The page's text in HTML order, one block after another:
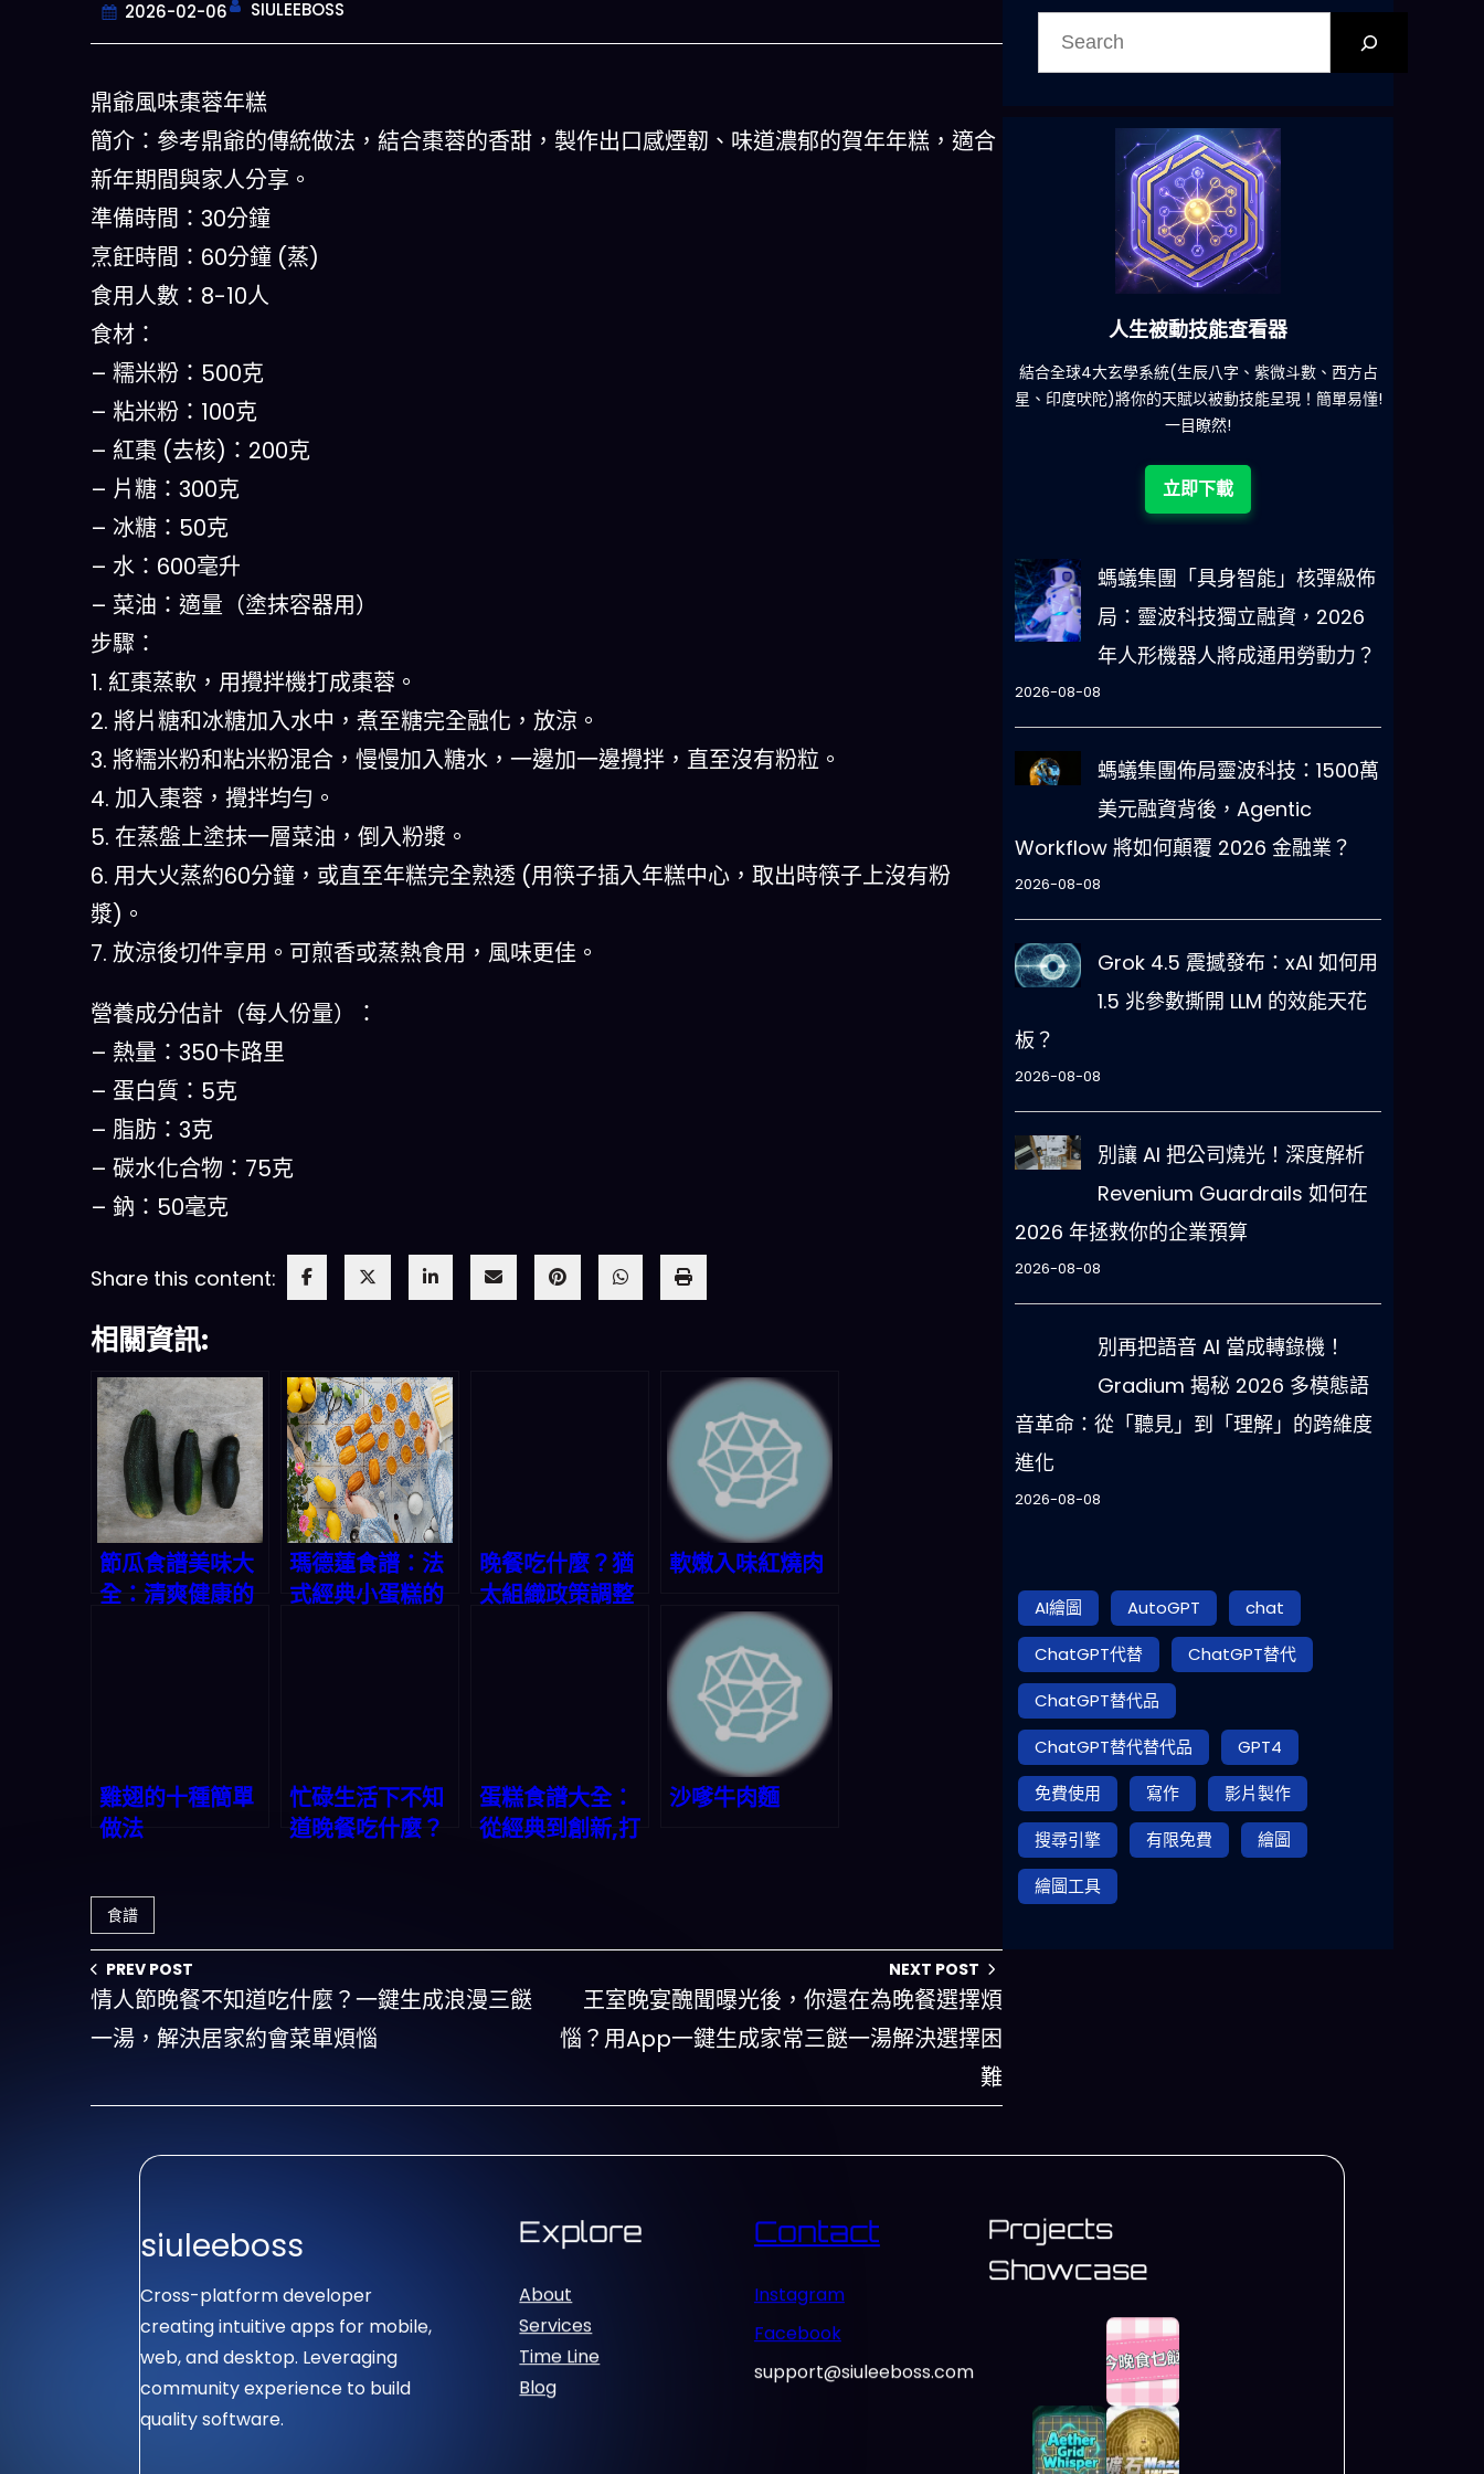
2026-02-06 SIULEEBOSS
鼎爺風味棗蓉年糕
簡介：參考鼎爺的傳統做法，結合棗蓉的香甜，製作出口感煙韌、味道濃郁的賀年年糕，適合
新年期間與家人分享。
準備時間：30分鐘
烹飪時間：60分鐘 (蒸)
食用人數：8-10人
食材：
– 糯米粉：500克
– 粘米粉：100克
– 紅棗 (去核)：200克
– 片糖：300克
– 冰糖：50克
– 水：600毫升
– 菜油：適量（塗抹容器用）
步驟：
1. 紅棗蒸軟，用攪拌機打成棗蓉。
2. 將片糖和冰糖加入水中，煮至糖完全融化，放涼。
3. 將糯米粉和粘米粉混合，慢慢加入糖水，一邊加一邊攪拌，直至沒有粉粒。
4. 加入棗蓉，攪拌均勻。
5. 在蒸盤上塗抹一層菜油，倒入粉漿。
6. 用大火蒸約60分鐘，或直至年糕完全熟透 (用筷子插入年糕中心，取出時筷子上沒有粉
漿)。
7. 放涼後切件享用。可煎香或蒸熱食用，風味更佳。
營養成分估計（每人份量）：
– 熱量：350卡路里
– 蛋白質：5克
– 脂肪：3克
– 碳水化合物：75克
– 鈉：50毫克
Share this content:
相關資訊:
節瓜食譜美味大
全：清爽健康的
瑪德蓮食譜：法
式經典小蛋糕的
晚餐吃什麼？猶
太組織政策調整
軟嫩入味紅燒肉
雞翅的十種簡單
做法
忙碌生活下不知
道晚餐吃什麼？
蛋糕食譜大全：
從經典到創新,打
沙嗲牛肉麵
食譜
PREV POST
情人節晚餐不知道吃什麼？一鍵生成浪漫三餸
一湯，解決居家約會菜單煩惱
NEXT POST
王室晚宴醜聞曝光後，你還在為晚餐選擇煩
惱？用App一鍵生成家常三餸一湯解決選擇困
難
結合全球4大玄學系統(生辰八字、紫微斗數、西方占
星、印度吠陀)將你的天賦以被動技能呈現！簡單易懂!
六合彩發達神器
減少超過500萬個低概率中獎組合，提高中獎率
立即下載
螞蟻集團「具身智能」核彈級佈
局：靈波科技獨立融資，2026
年人形機器人將成通用勞動力？
2026-08-08
螞蟻集團佈局靈波科技：1500萬
美元融資背後，Agentic
Workflow 將如何顛覆 2026 金融業？
2026-08-08
Grok 4.5 震撼發布：xAI 如何用
1.5 兆參數撕開 LLM 的效能天花
板？
2026-08-08
別讓 AI 把公司燒光！深度解析
Revenium Guardrails 如何在
2026 年拯救你的企業預算
2026-08-08
別再把語音 AI 當成轉錄機！
Gradium 揭秘 2026 多模態語
音革命：從「聽見」到「理解」的跨維度
進化
2026-08-08
AI繪圖 AutoGPT
chat
ChatGPT代替
ChatGPT替代
ChatGPT替代品
ChatGPT替代替代品
GPT4
免費使用
寫作
影片製作
搜尋引擎
有限免費
繪圖
繪圖工具
siuleeboss
Cross-platform developer
creating intuitive apps for mobile,
web, and desktop. Leveraging
community experience to build
quality software.
Explore
About
Services
Time Line
Blog
Contact
Instagram
Facebook
support@siuleeboss.com
Projects
Showcase